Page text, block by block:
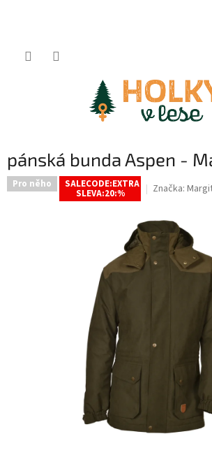
pánská bunda Aspen -
Pro něho SALECODE:EXTRA
SLEVA:20:% Značka: